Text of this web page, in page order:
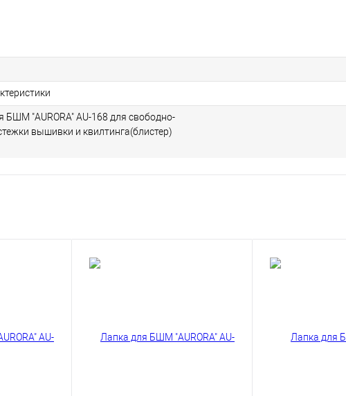
БШМ "AURORA" AU-168 для свободно-
вышивки и квилтинга(блистер)